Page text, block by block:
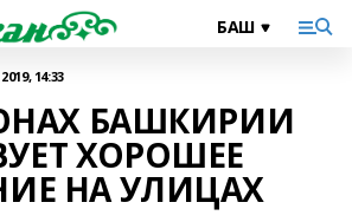
14:33
БАШКИРИИ
ХОРОШЕЕ
НА УЛИЦАХ